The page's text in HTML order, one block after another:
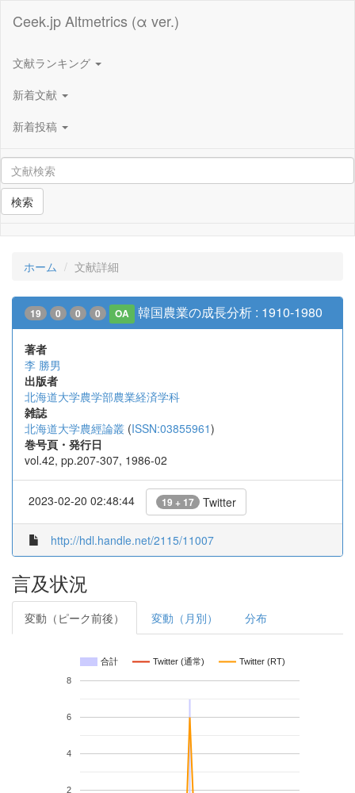
Ceek.jp Altmetrics (α ver.)
文献ランキング
新着文献
新着投稿
検索
ホーム 文献詳細
19 0 0 0 OA 韓国農業の成長分析 : 1910-1980
著者
李 勝男
出版者
北海道大学農学部農業経済学科
雑誌
北海道大学農經論叢 (ISSN:03855961)
巻号頁・発行日
vol.42, pp.207-307, 1986-02
2023-02-20 02:48:44 19 + 17 Twitter
http://hdl.handle.net/2115/11007
言及状況
変動（ピーク前後） 変動（月別） 分布
合計 Twitter (通常) Twitter (RT)
2
4
6
8